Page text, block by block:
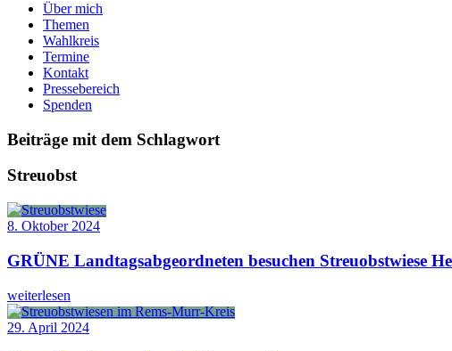
Über mich
Themen
Wahlkreis
Termine
Kontakt
Pressebereich
Spenden
Beiträge mit dem Schlagwort
Streuobst
8. Oktober 2024
GRÜNE Landtagsabgeordneten besuchen Streuobstwiese
weiterlesen
29. April 2024